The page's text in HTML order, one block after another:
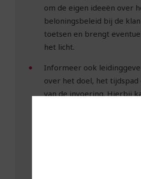
om de eigen ideeën over
beloningsbeleid bij de
toetsen en brengt
het licht.
Informeer ook
over het doel, het tijdspad
van de invoering. Hierbij
verstrekt. Voordeel
Leidinggevenden kunnen
hierdoor zelf